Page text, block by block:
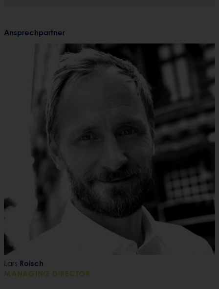
Ansprechpartner
Lars Roisch
MANAGING DIRECTOR